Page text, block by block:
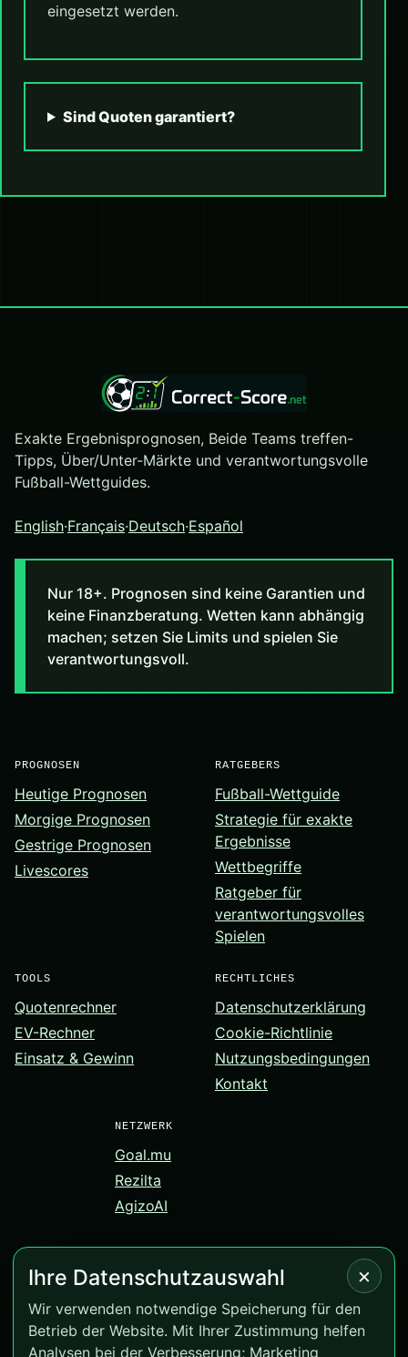
eingesetzt werden.
Sind Quoten garantiert?
Exakte Ergebnisprognosen, Beide Teams treffen-
Tipps, Über/Unter-Märkte und verantwortungsvolle
Fußball-Wettguides.
English·Français·Deutsch·Español
Nur 18+. Prognosen sind keine Garantien und
keine Finanzberatung. Wetten kann abhängig
machen; setzen Sie Limits und spielen Sie
verantwortungsvoll.
PROGNOSEN
Heutige Prognosen
Morgige Prognosen
Gestrige Prognosen
Livescores
RATGEBERS
Fußball-Wettguide
Strategie für exakte
Ergebnisse
Wettbegriffe
Ratgeber für
verantwortungsvolles
Spielen
TOOLS
Quotenrechner
EV-Rechner
Einsatz & Gewinn
RECHTLICHES
Datenschutzerklärung
Cookie-Richtlinie
Nutzungsbedingungen
Kontakt
NETZWERK
Goal.mu
Rezilta
AgizoAI
Version 4.0.12
×
Ihre Datenschutzauswahl
Wir verwenden notwendige Speicherung für den
Betrieb der Website. Mit Ihrer Zustimmung helfen
Analysen bei der Verbesserung; Marketing